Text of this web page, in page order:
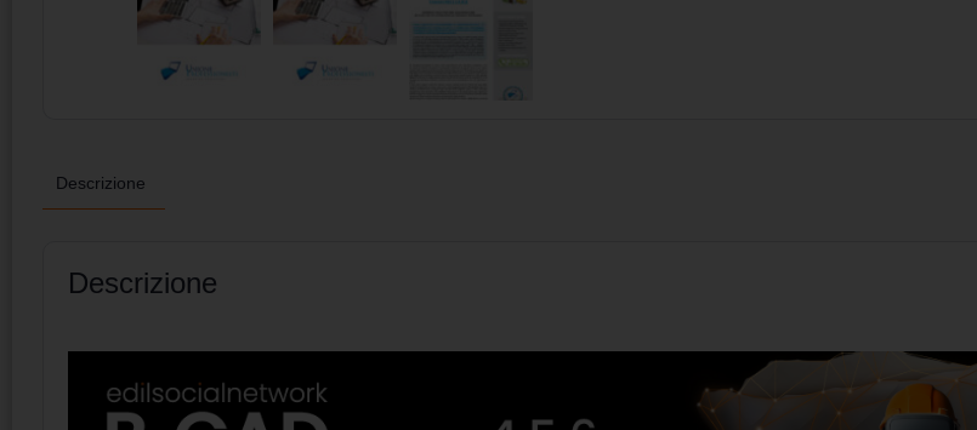
Descrizione
Descrizione